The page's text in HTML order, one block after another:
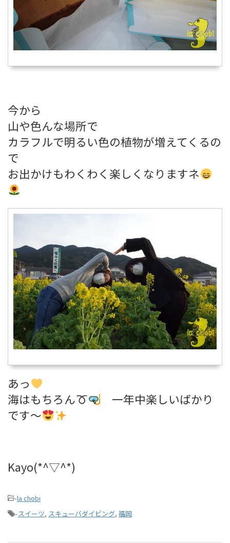
今から
山や色んな場所で
カラフルで明るい色の植物が増えてくるの
で
お出かけもわくわく楽しくなりますネ
あっ
海はもちろん
一年中楽しいばかり
です～
Kayo(*^▽^*)
-la chobi
-スイーツ, スキューバダイビング, 福岡